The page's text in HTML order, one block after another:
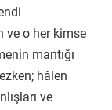
ve o her kimse
mantığı
hâlen
ve